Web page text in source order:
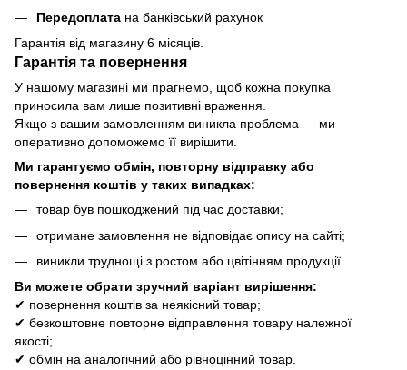
Передоплата на банківський рахунок
Гарантія від магазину 6 місяців.
Гарантія та повернення
У нашому магазині ми прагнемо, щоб кожна покупка
приносила вам лише позитивні враження.
Якщо з вашим замовленням виникла проблема — ми
оперативно допоможемо її вирішити.
Ми гарантуємо обмін, повторну відправку або
повернення коштів у таких випадках:
товар був пошкоджений під час доставки;
отримане замовлення не відповідає опису на сайті;
виникли труднощі з ростом або цвітінням продукції.
Ви можете обрати зручний варіант вирішення:
✔ повернення коштів за неякісний товар;
✔ безкоштовне повторне відправлення товару належної
якості;
✔ обмін на аналогічний або рівноцінний товар.